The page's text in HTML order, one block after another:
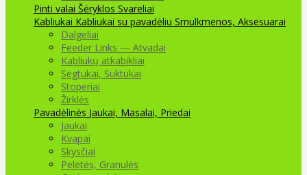
Pinti valai Šėryklos Svareliai
Kabliukai Kabliukai su pavadėliu Smulkmenos, Aksesuarai
Dalgeliai
Feeder Links — Atvadai
Kabliukų atkabikliai
Segtukai, Suktukai
Stoperiai
Žirklės
Pavadėlinės Jaukai, Masalai, Priedai
Jaukai
Kvapai
Skysčiai
Peletės, Granulės